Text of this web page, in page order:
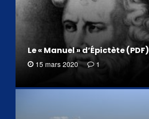
Le « Manuel » d’Épictète (PDF)
15 mars 2020 1